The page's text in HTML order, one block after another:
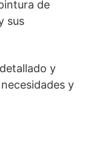
de
sus
y
y